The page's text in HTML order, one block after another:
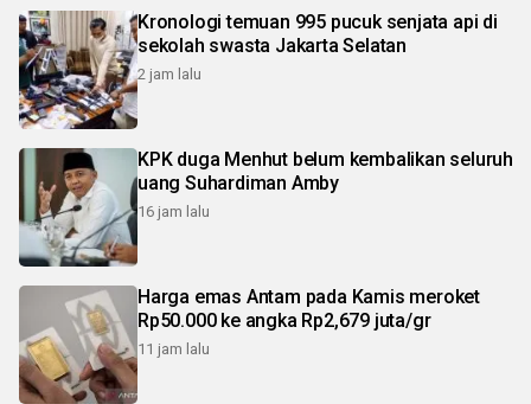
Kronologi temuan 995 pucuk senjata api di
sekolah swasta Jakarta Selatan
2 jam lalu
KPK duga Menhut belum kembalikan seluruh
uang Suhardiman Amby
16 jam lalu
Harga emas Antam pada Kamis meroket
Rp50.000 ke angka Rp2,679 juta/gr
11 jam lalu